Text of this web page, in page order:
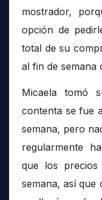
mostrador,
opción de
total de su
al fin de semana
Micaela tomó
contenta se fue
semana, pero
regularmente
que los
semana, así